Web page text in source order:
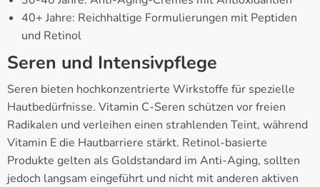
40+ Jahre: Reichhaltige Formulierungen mit Peptiden
und Retinol
Seren und Intensivpflege
Seren bieten hochkonzentrierte Wirkstoffe für spezielle
Hautbedürfnisse. Vitamin C-Seren schützen vor freien
Radikalen und verleihen einen strahlenden Teint, während
Vitamin E die Hautbarriere stärkt. Retinol-basierte
Produkte gelten als Goldstandard im Anti-Aging, sollten
jedoch langsam eingeführt und nicht mit anderen aktiven